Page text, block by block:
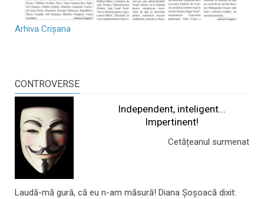
Arhiva Crișana
CONTROVERSE
Independent, inteligent...
Impertinent!
Cetățeanul surmenat
Laudă-mă gură, că eu n-am măsură! Diana Șoșoacă dixit: